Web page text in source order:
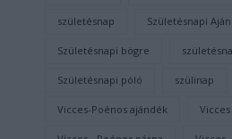
születésnap Születésnapi
Születésnapi bögre
Születésnapi póló szülinap
Vicces-Poénos ajándék